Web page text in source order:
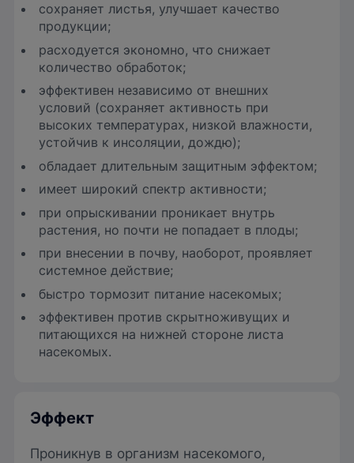
сохраняет листья, улучшает качество
продукции;
расходуется экономно, что снижает
количество обработок;
эффективен независимо от внешних
условий (сохраняет активность при
высоких температурах, низкой влажности,
устойчив к инсоляции, дождю);
обладает длительным защитным эффектом;
имеет широкий спектр активности;
при опрыскивании проникает внутрь
растения, но почти не попадает в плоды;
при внесении в почву, наоборот, проявляет
системное действие;
быстро тормозит питание насекомых;
эффективен против скрытноживущих и
питающихся на нижней стороне листа
насекомых.
Эффект
Проникнув в организм насекомого,